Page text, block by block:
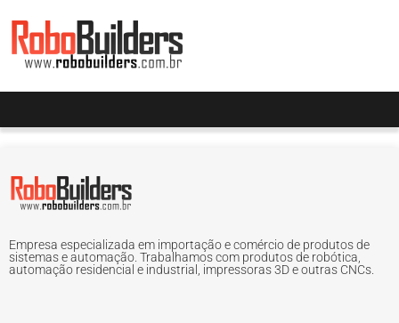
Empresa especializada em importação e comércio de produtos de
sistemas e automação. Trabalhamos com produtos de robótica,
automação residencial e industrial, impressoras 3D e outras CNCs.